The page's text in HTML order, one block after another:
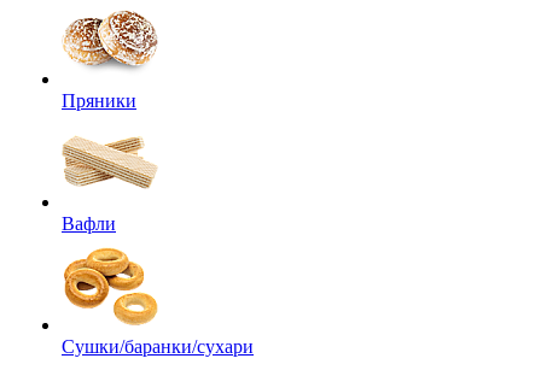
Пряники
Вафли
Сушки/баранки/сухари